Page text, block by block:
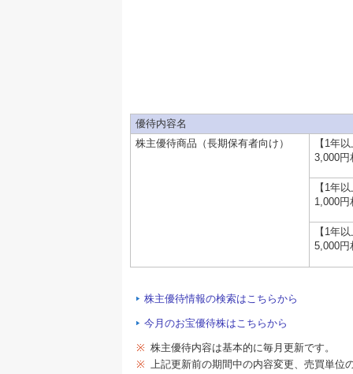
優待内容名
株主優待商品（長期保有者向け）
【1年
3,000円
【1年
1,000円
【1年
5,000円
株主優待情報の検索はこちらから
今月のお宝優待株はこちらから
※ 株主優待内容は基本的に毎月更新です。
※ 上記更新前の期間中の内容変更、売買単位